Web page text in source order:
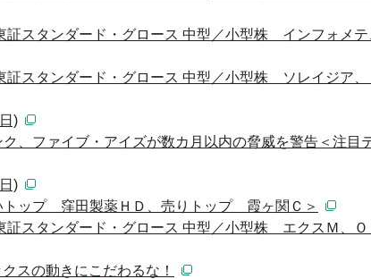
証スタンダード・グロース 中型／小型株 インフォメテ
証スタンダード・グロース 中型／小型株 ソレイジア、
)
、ファイブ・アイズが数カ月以内の脅威を警告＜注目
)
ップ 窪田製薬ＨＤ、売りトップ 霞ヶ関Ｃ＞
証スタンダード・グロース 中型／小型株 エクスＭ、Ｏ
スの動きにこだわるな！